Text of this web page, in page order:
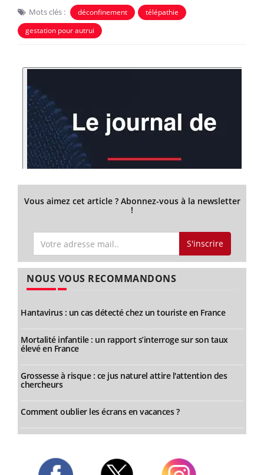
Mots clés : déconfinement
télépathie
gestation pour autrui
Vous aimez cet article ? Abonnez-vous à la newsletter
!
S'inscrire
NOUS VOUS RECOMMANDONS
Hantavirus : un cas détecté chez un touriste en France
Mortalité infantile : un rapport s’interroge sur son taux
élevé en France
Grossesse à risque : ce jus naturel attire l'attention des
chercheurs
Comment oublier les écrans en vacances ?